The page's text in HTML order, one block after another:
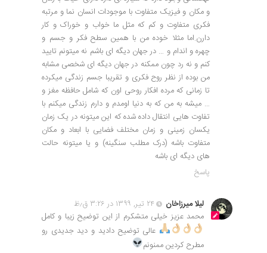
و مکان و فیزیک متفاوت با موجودات انسان نما و مرتبه
فکری متفاوت و کم که مثل ما خواب و خوراک و کار
دارن.اما مثلا خوده من با همین سطح فکر و جسم و
چهره و اندام و … در جهان دیگه ای باشم نه میتونم تایید
کنم و نه رد چون ممکنه در جهان دیگه ای شخصی مشابه
من بوده از نظر روح فکری و تقریبا جسم زندگی میکرده
تا زمانی که مرده افکار روحی اون که شامل حافظه مغز و
… میشه به من که به دنیا اومدم و دارم زندگی میکنم با
تفاوت هایی انتقال داده شده که این میتونه در یک زمان
یکسان زمینی و زمان مختلف فضایی با ابعاد و مکان
متفاوت باشه (درک مطلب سنگینه) و یا میتونه حالت
های دیگه ای باشه
پاسخ
لیلا میرزاخان
۲۴ تیر, ۱۳۹۹ در ۳:۲۶ ق٫ظ
محمد عزیز خیلی متشکرم از این توضیح زیبا و کامل
عالی توضیح دادید و دید جدیدی رو
مطرح کردین ممنونم